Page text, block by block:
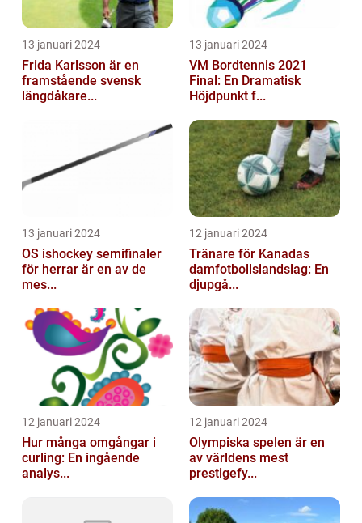
13 januari 2024
Frida Karlsson är en
framstående svensk
längdåkare...
13 januari 2024
VM Bordtennis 2021
Final: En Dramatisk
Höjdpunkt f...
13 januari 2024
OS ishockey semifinaler
för herrar är en av de
mes...
12 januari 2024
Tränare för Kanadas
damfotbollslandslag: En
djupgå...
12 januari 2024
Hur många omgångar i
curling: En ingående
analys...
12 januari 2024
Olympiska spelen är en
av världens mest
prestigefy...